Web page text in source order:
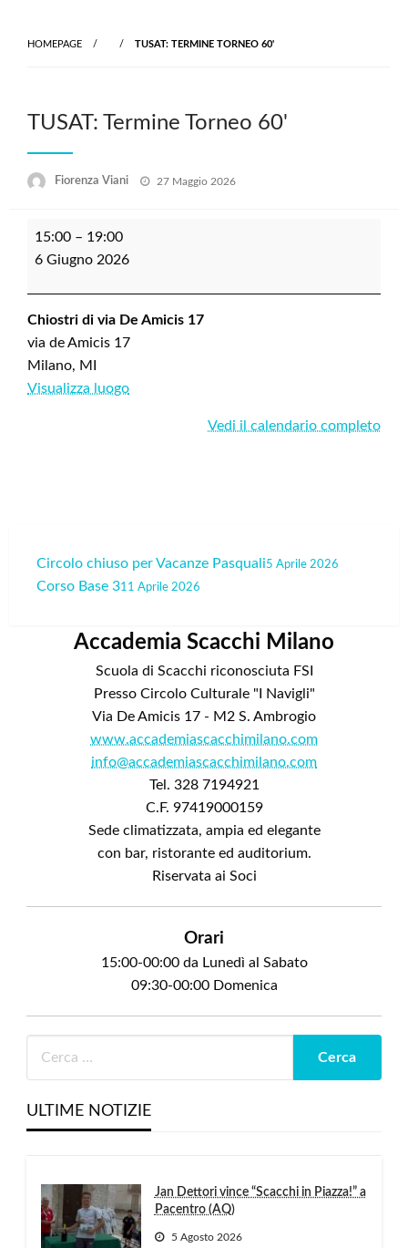
HOMEPAGE TUSAT: TERMINE TORNEO 60'
TUSAT: Termine Torneo 60'
Fiorenza Viani
Posted
27 Maggio 2026
TUSAT:
Termine
60'
15:00 – 19:00
6 Giugno 2026
Chiostri di via De Amicis 17
via de Amicis 17
Milano, MI
Visualizza luogo
Vedi il calendario completo
Navigazione
articoli
Circolo chiuso per Vacanze Pasquali5 Aprile 2026
Corso Base 311 Aprile 2026
Accademia Scacchi Milano
Scuola di Scacchi riconosciuta FSI
Presso Circolo Culturale "I Navigli"
Via De Amicis 17 - M2 S. Ambrogio
www.accademiascacchimilano.com
info@accademiascacchimilano.com
Tel. 328 7194921
C.F. 97419000159
Sede climatizzata, ampia ed elegante
con bar, ristorante ed auditorium.
Riservata ai Soci
Orari
15:00-00:00 da Lunedì al Sabato
09:30-00:00 Domenica
ULTIME NOTIZIE
Jan Dettori vince “Scacchi in Piazza!” a
Pacentro (AQ)
5 Agosto 2026